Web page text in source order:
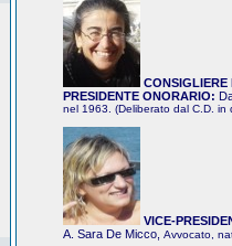
CONSIGLIERE
PRESIDENTE ONORARIO:
nel 1963. (Deliberato dal C.D. in
VICE-
A. Sara De Micco, Avvocato,